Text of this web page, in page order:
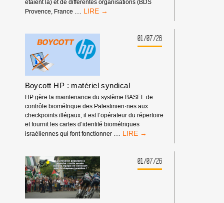
étaient là) et de différentes organisations (BDS
Provence, France
RASSEMBLEMENT
RENCONTRES
ÉCONOMIQUES
D’AIX-
01/07/26
Boycott HP : matériel syndical
HP gère la maintenance du système BASEL de
contrôle biométrique des Palestinien·nes aux
checkpoints illégaux, il est l’opérateur du répertoire
et fournit les cartes d’identité biométriques
israéliennes qui font fonctionner … BOYCOTT
MATÉRIEL
SYNDICAL
01/07/26